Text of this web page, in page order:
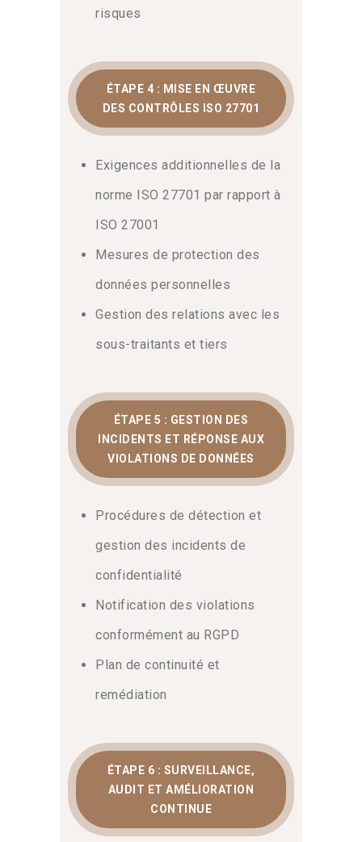
risques
ÉTAPE 4 : MISE EN ŒUVRE
DES CONTRÔLES ISO 27701
Exigences additionnelles de la
norme ISO 27701 par rapport à
ISO 27001
Mesures de protection des
données personnelles
Gestion des relations avec les
sous-traitants et tiers
ÉTAPE 5 : GESTION DES
INCIDENTS ET RÉPONSE AUX
VIOLATIONS DE DONNÉES
Procédures de détection et
gestion des incidents de
confidentialité
Notification des violations
conformément au RGPD
Plan de continuité et
remédiation
ÉTAPE 6 : SURVEILLANCE,
AUDIT ET AMÉLIORATION
CONTINUE